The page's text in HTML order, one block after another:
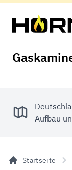
Aufbau
Startseite